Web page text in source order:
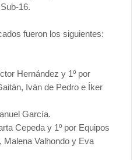
16.
fueron los siguientes:
Hernández y 1º por
Iván de Pedro e Íker
García.
Cepeda y 1º por Equipos
Malena Valhondo y Eva